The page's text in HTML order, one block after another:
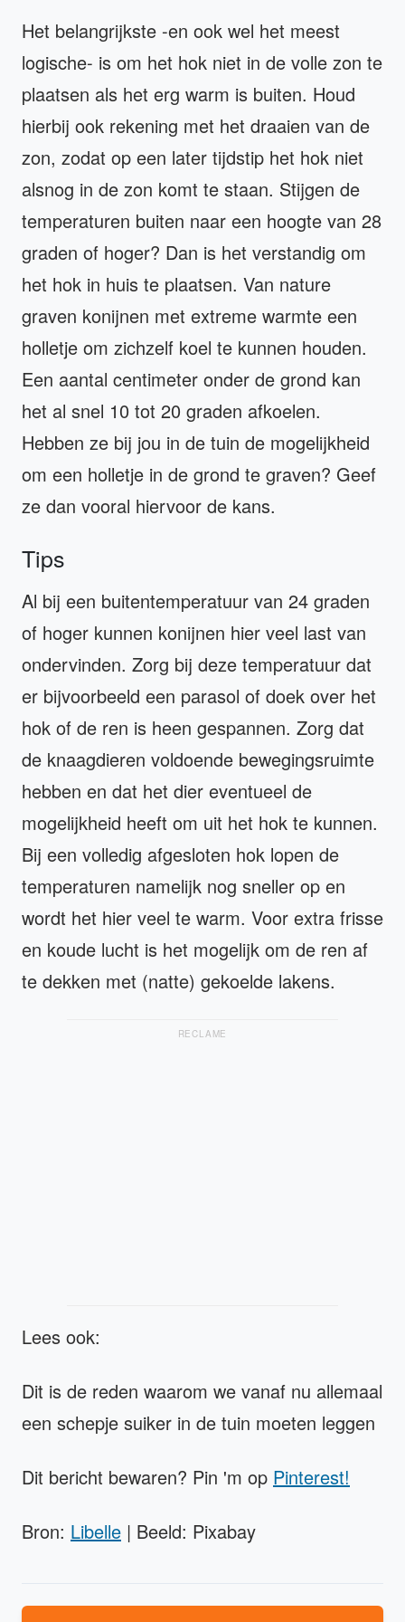
Het belangrijkste -en ook wel het meest
logische- is om het hok niet in de volle zon te
plaatsen als het erg warm is buiten. Houd
hierbij ook rekening met het draaien van de
zon, zodat op een later tijdstip het hok niet
alsnog in de zon komt te staan. Stijgen de
temperaturen buiten naar een hoogte van 28
graden of hoger? Dan is het verstandig om
het hok in huis te plaatsen. Van nature
graven konijnen met extreme warmte een
holletje om zichzelf koel te kunnen houden.
Een aantal centimeter onder de grond kan
het al snel 10 tot 20 graden afkoelen.
Hebben ze bij jou in de tuin de mogelijkheid
om een holletje in de grond te graven? Geef
ze dan vooral hiervoor de kans.
Tips
Al bij een buitentemperatuur van 24 graden
of hoger kunnen konijnen hier veel last van
ondervinden. Zorg bij deze temperatuur dat
er bijvoorbeeld een parasol of doek over het
hok of de ren is heen gespannen. Zorg dat
de knaagdieren voldoende bewegingsruimte
hebben en dat het dier eventueel de
mogelijkheid heeft om uit het hok te kunnen.
Bij een volledig afgesloten hok lopen de
temperaturen namelijk nog sneller op en
wordt het hier veel te warm. Voor extra frisse
en koude lucht is het mogelijk om de ren af
te dekken met (natte) gekoelde lakens.
RECLAME
Lees ook:
Dit is de reden waarom we vanaf nu allemaal
een schepje suiker in de tuin moeten leggen
Dit bericht bewaren? Pin 'm op Pinterest!
Bron: Libelle | Beeld: Pixabay